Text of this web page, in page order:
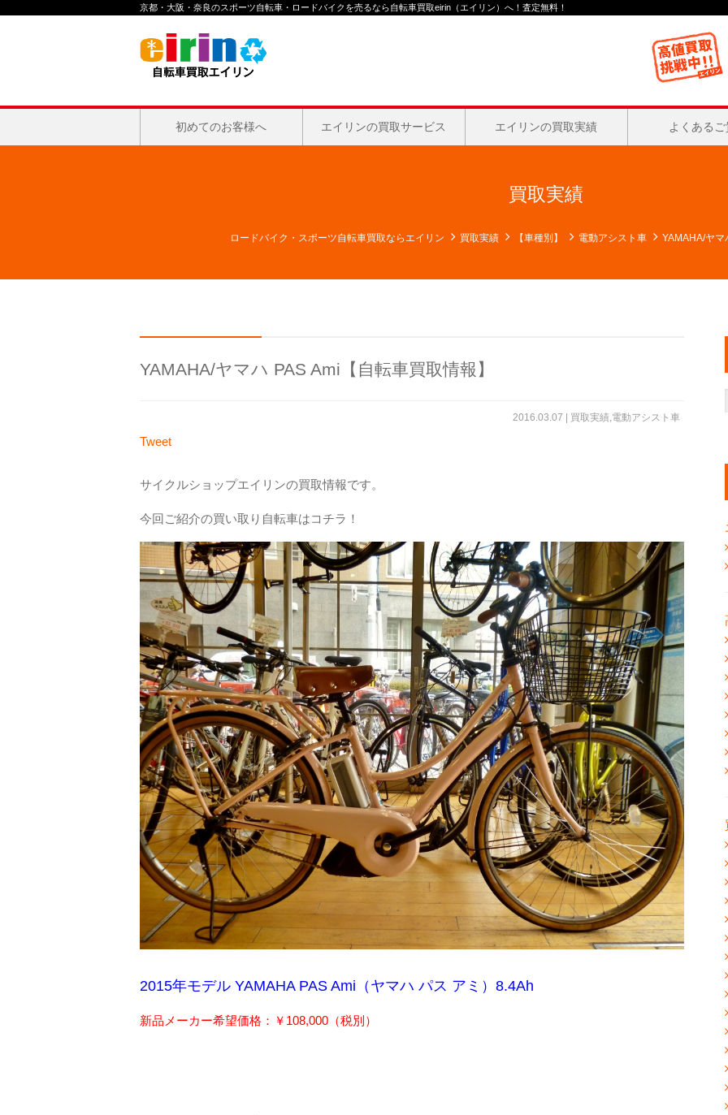
京都・大阪・奈良のスポーツ自転車・ロードバイクを売るなら自転車買取eirin（エイリン）へ！査定無料！
初めてのお客様へ エイリンの買取サービス エイリンの買取実績 よくある
買取実績
ロードバイク・スポーツ自転車買取ならエイリン 買取実績 【車種別】 電動アシスト車 YAMAHA/ヤマ
YAMAHA/ヤマハ PAS Ami【自転車買取情報】
2016.03.07 | 買取実績 電動アシスト車
Tweet
サイクルショップエイリンの買取情報です。
今回ご紹介の買い取り自転車はコチラ！
2015年モデル YAMAHA PAS Ami（ヤマハ パス アミ）8.4Ah
新品メーカー希望価格：￥108,000（税別）